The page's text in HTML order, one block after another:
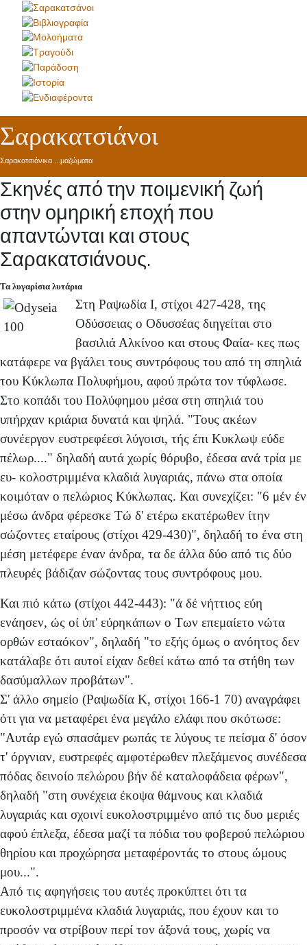
Σαρακατσιάνοι
Σαρακατσιάνικα ...μαζώματα
Σκηνές από την ποιμενική ζωή
στην ομηρική εποχή που
απαντώνται και στους
Σαρακατσιάνους.
Τα λυγαρίσια λυτάρια
Στη Ραψωδία I, στίχοι 427-428, της
Οδύσσειας ο Οδυσσέας διηγείται στο
βασιλιά Αλκίνοο και στους Φαία- κες πως
κατάφερε να βγάλει τους συντρόφους του από τη σπηλιά
του Κύκλωπα Πολυφήμου, αφού πρώτα τον τύφλωσε.
Στο κοπάδι του Πολύφημου μέσα στη σπηλιά του
υπήρχαν κριάρια δυνατά και ψηλά. "Τους ακέων
συνέεργον ευστρεφέεσι λύγοισι, τής έπι Κυκλωψ εύδε
πέλωρ...." δηλαδή αυτά χωρίς θόρυβο, έδεσα ανά τρία με
ευ- κολοστριμμένα κλαδιά λυγαριάς, πάνω στα οποία
κοιμόταν ο πελώριος Κύκλωπας. Και συνεχίζει: "6 μέν έν
μέσω άνδρα φέρεσκε Τώ δ' ετέρω εκατέρωθεν ίτην
σώζοντες εταίρους (στίχοι 429-430)", δηλαδή το ένα στη
μέση μετέφερε έναν άνδρα, τα δε άλλα δύο από τις δύο
πλευρές βάδιζαν σώζοντας τους συντρόφους μου.
Και πιό κάτω (στίχοι 442-443): "ά δέ νήττιος εύη
ενάησεν, ώς οί ύπ' εύρηκάπων ο Των επεμαίετο νώτα
ορθών εσταόκον", δηλαδή "το εξής όμως ο ανόητος δεν
κατάλαβε ότι αυτοί είχαν δεθεί κάτω από τα στήθη των
δασύμαλλων προβάτων".
Σ' άλλο σημείο (Ραψωδία Κ, στίχοι 166-1 70) αναγράφει
ότι για να μεταφέρει ένα μεγάλο ελάφι που σκότωσε:
"Αυτάρ εγώ σπασάμεν ρωπάς τε λύγους τε πείσμα δ' όσον
τ' όργνιαν, ευστρεφές αμφοτέρωθεν πλεξάμενος συνέδεσα
πόδας δεινοίο πελώρου βήν δέ καταλοφάδεια φέρων",
δηλαδή "στη συνέχεια έκοψα θάμνους και κλαδιά
λυγαριάς και σχοινί ευκολοστριμμένο από τις δυο μεριές
αφού έπλεξα, έδεσα μαζί τα πόδια του φοβερού πελώριου
θηρίου και προχώρησα μεταφέροντάς το στους ώμους
μου...".
Από τις αφηγήσεις του αυτές προκύπτει ότι τα
ευκολοστριμμένα κλαδιά λυγαριάς, που έχουν και το
προσόν να στρίβουν περί τον άξονά τους, χωρίς να